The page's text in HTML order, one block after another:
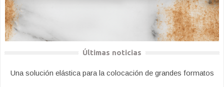
Últimas noticias
Una solución elástica para la colocación de grandes formatos